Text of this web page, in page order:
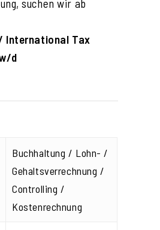
suchen wir ab
International Tax
d
Buchhaltung / Lohn- /
Gehaltsverrechnung /
Controlling /
Kostenrechnung